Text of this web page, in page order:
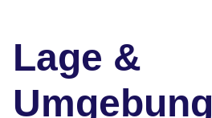
Lage &
Umgebung